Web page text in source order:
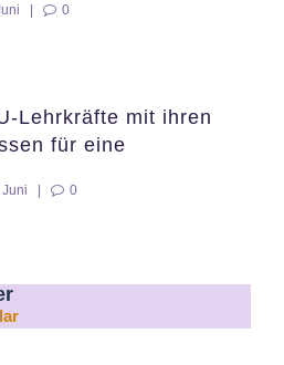
0
Lehrkräfte mit ihren
für eine
EIBOR-Studie gesucht
0